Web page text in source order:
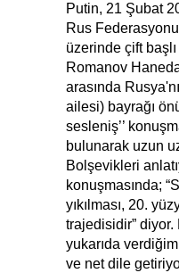
Putin, 21 Şubat
Rus
üzerinde çift
Romanov
arasında
ailesi) bayrağı
sesleniş’’
bulunarak uzun
Bolşevikleri
konuşmasında;
yıkılması, 20.
trajedisidir” diyor.
yukarıda
ve net dile